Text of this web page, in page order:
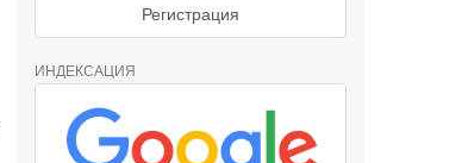
Регистрация
ИНДЕКСАЦИЯ